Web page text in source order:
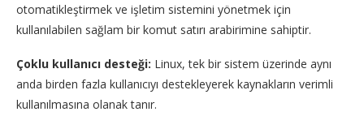
otomatikleştirmek ve işletim sistemini yönetmek için
kullanılabilen sağlam bir komut satırı arabirimine sahiptir.
Çoklu kullanıcı desteği: Linux, tek bir sistem üzerinde aynı
anda birden fazla kullanıcıyı destekleyerek kaynakların verimli
kullanılmasına olanak tanır.